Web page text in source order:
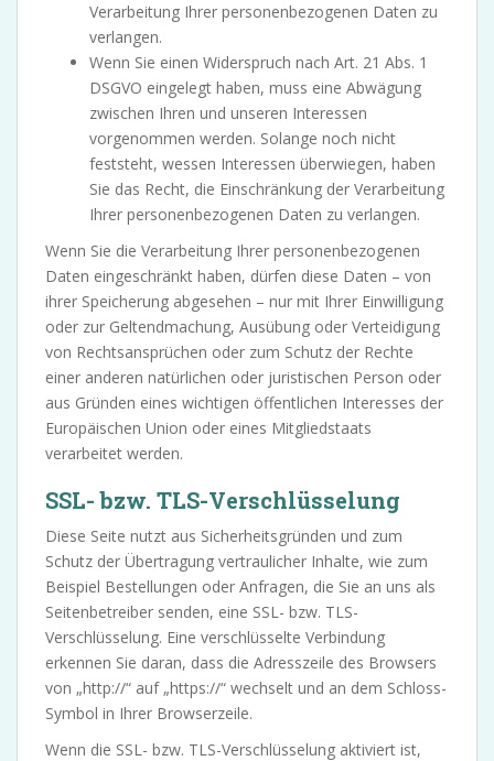
Verarbeitung Ihrer personenbezogenen Daten zu
verlangen.
Wenn Sie einen Widerspruch nach Art. 21 Abs. 1
DSGVO eingelegt haben, muss eine Abwägung
zwischen Ihren und unseren Interessen
vorgenommen werden. Solange noch nicht
feststeht, wessen Interessen überwiegen, haben
Sie das Recht, die Einschränkung der Verarbeitung
Ihrer personenbezogenen Daten zu verlangen.
Wenn Sie die Verarbeitung Ihrer personenbezogenen
Daten eingeschränkt haben, dürfen diese Daten – von
ihrer Speicherung abgesehen – nur mit Ihrer Einwilligung
oder zur Geltendmachung, Ausübung oder Verteidigung
von Rechtsansprüchen oder zum Schutz der Rechte
einer anderen natürlichen oder juristischen Person oder
aus Gründen eines wichtigen öffentlichen Interesses der
Europäischen Union oder eines Mitgliedstaats
verarbeitet werden.
SSL- bzw. TLS-Verschlüsselung
Diese Seite nutzt aus Sicherheitsgründen und zum
Schutz der Übertragung vertraulicher Inhalte, wie zum
Beispiel Bestellungen oder Anfragen, die Sie an uns als
Seitenbetreiber senden, eine SSL- bzw. TLS-
Verschlüsselung. Eine verschlüsselte Verbindung
erkennen Sie daran, dass die Adresszeile des Browsers
von „http://“ auf „https://“ wechselt und an dem Schloss-
Symbol in Ihrer Browserzeile.
Wenn die SSL- bzw. TLS-Verschlüsselung aktiviert ist,